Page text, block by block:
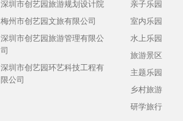
深圳市创艺园旅游规划设计院
梅州市创艺园文旅有限公司
深圳市创艺园旅游管理有限公
司
深圳市创艺园环艺科技工程有
限公司
亲子乐园
室内乐园
水上乐园
旅游景区
主题乐园
乡村旅游
研学旅行